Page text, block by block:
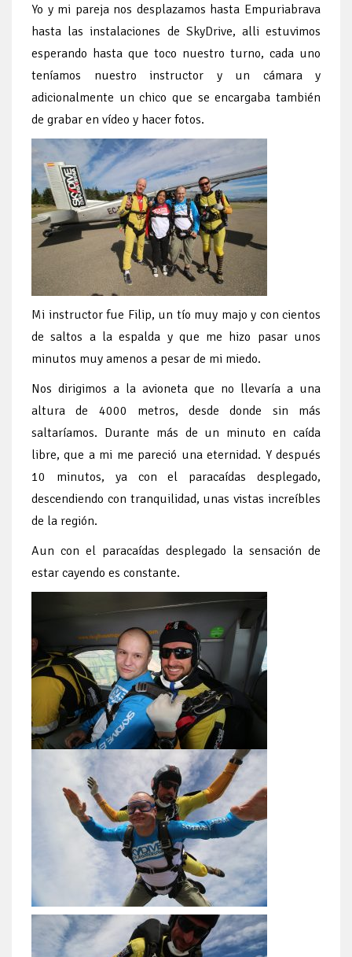
Yo y mi pareja nos desplazamos hasta Empuriabrava
hasta las instalaciones de SkyDrive, alli estuvimos
esperando hasta que toco nuestro turno, cada uno
teníamos nuestro instructor y un cámara y
adicionalmente un chico que se encargaba también
de grabar en vídeo y hacer fotos.
Mi instructor fue Filip, un tío muy majo y con cientos
de saltos a la espalda y que me hizo pasar unos
minutos muy amenos a pesar de mi miedo.
Nos dirigimos a la avioneta que no llevaría a una
altura de 4000 metros, desde donde sin más
saltaríamos. Durante más de un minuto en caída
libre, que a mi me pareció una eternidad. Y después
10 minutos, ya con el paracaídas desplegado,
descendiendo con tranquilidad, unas vistas increíbles
de la región.
Aun con el paracaídas desplegado la sensación de
estar cayendo es constante.